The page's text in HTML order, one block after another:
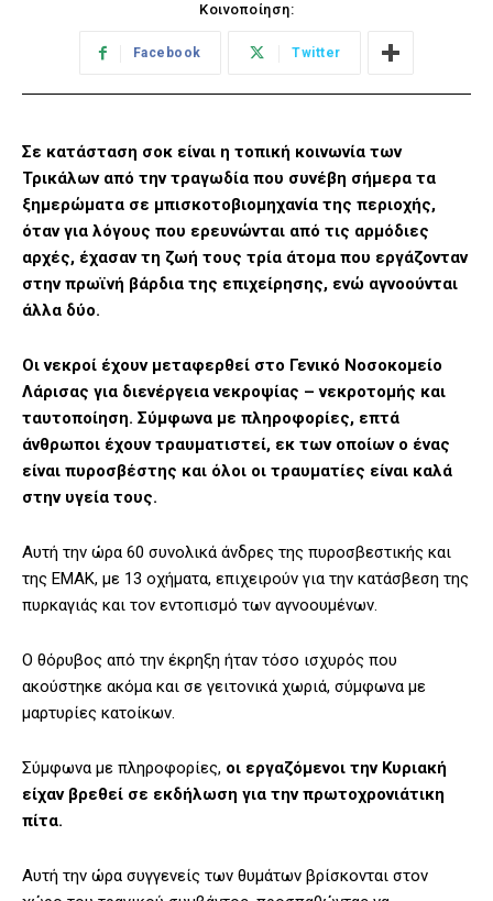
Κοινοποίηση:
Facebook Twitter
Σε κατάσταση σοκ είναι η τοπική κοινωνία των
Τρικάλων από την τραγωδία που συνέβη σήμερα τα
ξημερώματα σε μπισκοτοβιομηχανία της περιοχής,
όταν για λόγους που ερευνώνται από τις αρμόδιες
αρχές, έχασαν τη ζωή τους τρία άτομα που εργάζονταν
στην πρωϊνή βάρδια της επιχείρησης, ενώ αγνοούνται
άλλα δύο.
Οι νεκροί έχουν μεταφερθεί στο Γενικό Νοσοκομείο
Λάρισας για διενέργεια νεκροψίας – νεκροτομής και
ταυτοποίηση. Σύμφωνα με πληροφορίες, επτά
άνθρωποι έχουν τραυματιστεί, εκ των οποίων ο ένας
είναι πυροσβέστης και όλοι οι τραυματίες είναι καλά
στην υγεία τους.
Αυτή την ώρα 60 συνολικά άνδρες της πυροσβεστικής και
της ΕΜΑΚ, με 13 οχήματα, επιχειρούν για την κατάσβεση της
πυρκαγιάς και τον εντοπισμό των αγνοουμένων.
Ο θόρυβος από την έκρηξη ήταν τόσο ισχυρός που
ακούστηκε ακόμα και σε γειτονικά χωριά, σύμφωνα με
μαρτυρίες κατοίκων.
Σύμφωνα με πληροφορίες, οι εργαζόμενοι την Κυριακή
είχαν βρεθεί σε εκδήλωση για την πρωτοχρονιάτικη
πίτα.
Αυτή την ώρα συγγενείς των θυμάτων βρίσκονται στον